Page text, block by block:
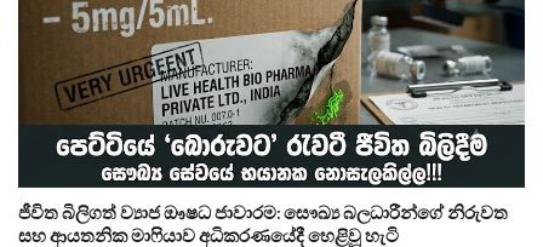
ජීවිත බිලිගත් ව්‍යාජ ඖෂධ ජාවාරම: සෞඛ්‍ය බලධාරීන්ගේ නිරුවත
සහ ආයතනික මාෆියාව අධිකරණයේදී හෙළිවූ හැටි